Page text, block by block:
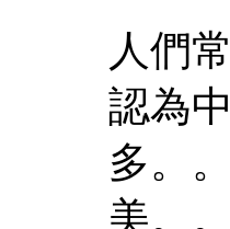
人們
認為
多。
美。